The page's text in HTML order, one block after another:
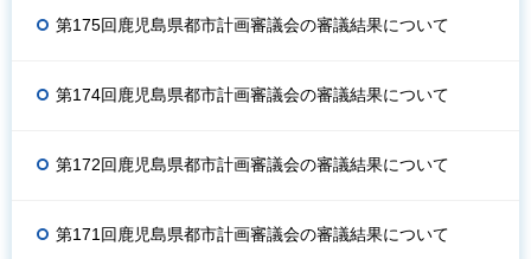
第175回鹿児島県都市計画審議会の審議結果について
第174回鹿児島県都市計画審議会の審議結果について
第172回鹿児島県都市計画審議会の審議結果について
第171回鹿児島県都市計画審議会の審議結果について